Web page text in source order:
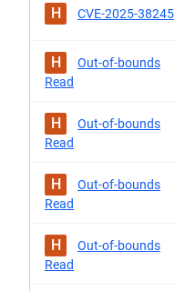
H CVE-2025-38245
H
Out-of-bounds
Read
H
Out-of-bounds
Read
H
Out-of-bounds
Read
H
Out-of-bounds
Read